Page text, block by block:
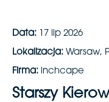
Data: 17 lip 2026
Lokalizacja: Warsaw,
Firma: inchcape
Starszy